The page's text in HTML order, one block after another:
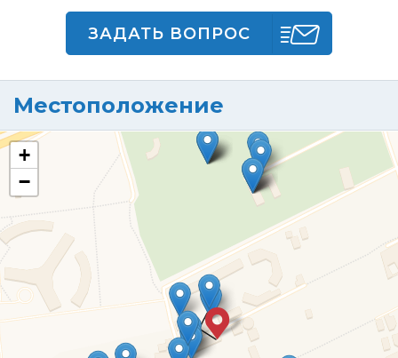
ЗАДАТЬ ВОПРОС
Местоположение
+
−